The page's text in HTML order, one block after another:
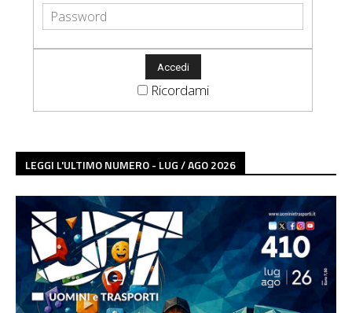
Ricordami
LEGGI L'ULTIMO NUMERO - LUG / AGO 2026